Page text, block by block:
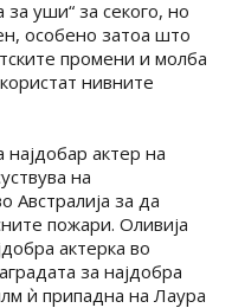
уши“ за секого, но
особено затоа што
промени и молба
нивните
најдобар актер на
на
Австралија за да
пожари. Оливија
актерка во
за најдобра
ѝ припадна на Лаура